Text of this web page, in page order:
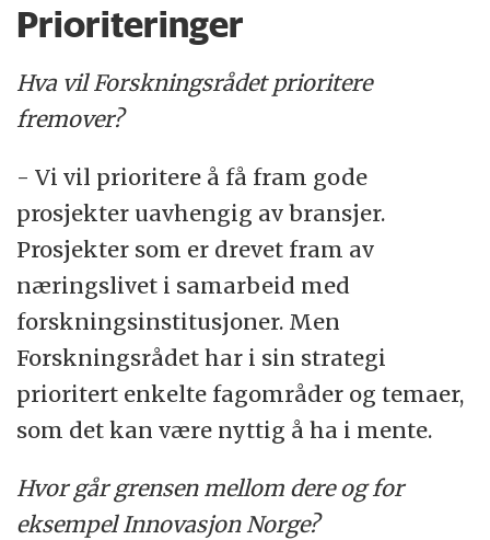
Prioriteringer
Hva vil Forskningsrådet prioritere
fremover?
- Vi vil prioritere å få fram gode
prosjekter uavhengig av bransjer.
Prosjekter som er drevet fram av
næringslivet i samarbeid med
forskningsinstitusjoner. Men
Forskningsrådet har i sin strategi
prioritert enkelte fagområder og temaer,
som det kan være nyttig å ha i mente.
Hvor går grensen mellom dere og for
eksempel Innovasjon Norge?